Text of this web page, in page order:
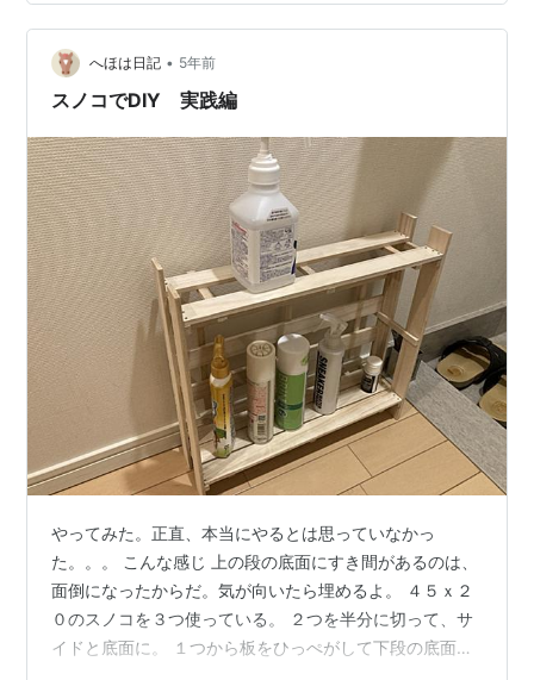
をどこに使うのかという点ですが、インナーテントの入
り口に置いています。 キャンプを始めたての頃は何も置
いていなかったのですが、ちゃんと靴を脱いで入ってい
るはずなのに、意外とインナーテントの中に草だったり
へほは日記 • 5年前
スノコでDIY 実践編
やってみた。正直、本当にやるとは思っていなかっ
た。。。 こんな感じ 上の段の底面にすき間があるのは、
面倒になったからだ。気が向いたら埋めるよ。 ４５ｘ２
０のスノコを３つ使っている。 ２つを半分に切って、サ
イドと底面に。 １つから板をひっぺがして下段の底面